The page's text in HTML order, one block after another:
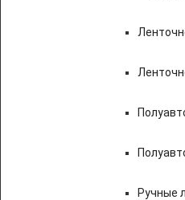
Ручные